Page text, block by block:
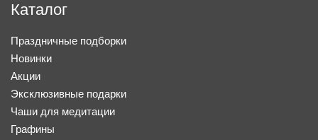
Каталог
Праздничные подборки
Новинки
Акции
Эксклюзивные подарки
Чаши для медитации
Графины